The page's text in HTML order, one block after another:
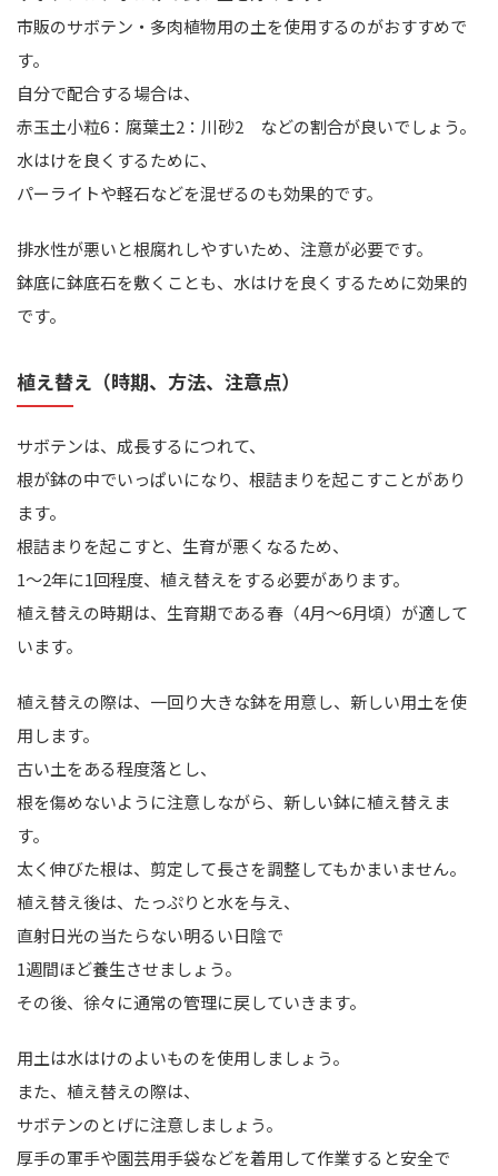
市販のサボテン・多肉植物用の土を使用するのがおすすめで
す。
自分で配合する場合は、
赤玉土小粒6：腐葉土2：川砂2 などの割合が良いでしょう。
水はけを良くするために、
パーライトや軽石などを混ぜるのも効果的です。
排水性が悪いと根腐れしやすいため、注意が必要です。
鉢底に鉢底石を敷くことも、水はけを良くするために効果的
です。
植え替え（時期、方法、注意点）
サボテンは、成長するにつれて、
根が鉢の中でいっぱいになり、根詰まりを起こすことがあり
ます。
根詰まりを起こすと、生育が悪くなるため、
1～2年に1回程度、植え替えをする必要があります。
植え替えの時期は、生育期である春（4月～6月頃）が適して
います。
植え替えの際は、一回り大きな鉢を用意し、新しい用土を使
用します。
古い土をある程度落とし、
根を傷めないように注意しながら、新しい鉢に植え替えま
す。
太く伸びた根は、剪定して長さを調整してもかまいません。
植え替え後は、たっぷりと水を与え、
直射日光の当たらない明るい日陰で
1週間ほど養生させましょう。
その後、徐々に通常の管理に戻していきます。
用土は水はけのよいものを使用しましょう。
また、植え替えの際は、
サボテンのとげに注意しましょう。
厚手の軍手や園芸用手袋などを着用して作業すると安全で